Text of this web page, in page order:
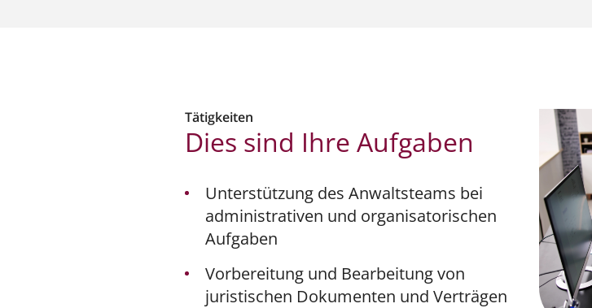
Tätigkeiten
Dies sind Ihre Aufgaben
Unterstützung des Anwaltsteams bei
administrativen und organisatorischen
Aufgaben
Vorbereitung und Bearbeitung von
juristischen Dokumenten und Verträgen